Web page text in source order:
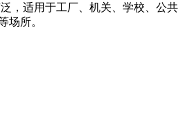
，适用于工厂、机关、学校、公共
场所。